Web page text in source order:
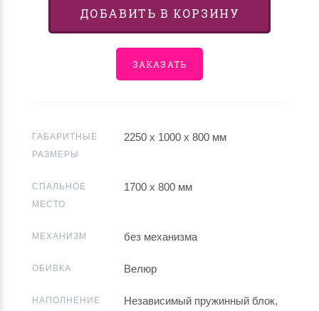
ДОБАВИТЬ В КОРЗИНУ
ЗАКАЗАТЬ
ГАБАРИТНЫЕ
РАЗМЕРЫ
2250 х 1000 х 800 мм
СПАЛЬНОЕ
МЕСТО
1700 х 800 мм
МЕХАНИЗМ без механизма
ОБИВКА Велюр
НАПОЛНЕНИЕ
Независимый пружинный блок,